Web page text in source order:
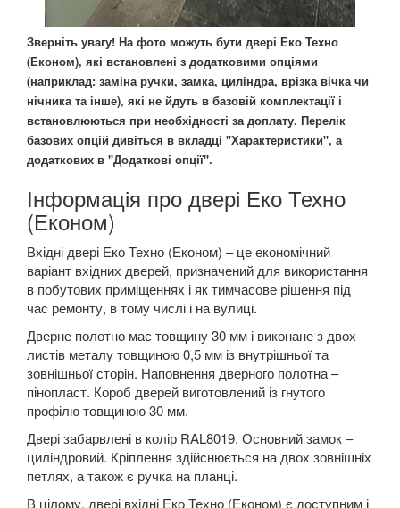
Зверніть увагу! На фото можуть бути двері Еко Техно
(Економ), які встановлені з додатковими опціями
(наприклад: заміна ручки, замка, циліндра, врізка вічка чи
нічника та інше), які не йдуть в базовій комплектації і
встановлюються при необхідності за доплату. Перелік
базових опцій дивіться в вкладці "Характеристики", а
додаткових в "Додаткові опції".
Інформація про двері Еко Техно
(Економ)
Вхідні двері Еко Техно (Економ) – це економічний
варіант вхідних дверей, призначений для використання
в побутових приміщеннях і як тимчасове рішення під
час ремонту, в тому числі і на вулиці.
Дверне полотно має товщину 30 мм і виконане з двох
листів металу товщиною 0,5 мм із внутрішньої та
зовнішньої сторін. Наповнення дверного полотна –
пінопласт. Короб дверей виготовлений із гнутого
профілю товщиною 30 мм.
Двері забарвлені в колір RAL8019. Основний замок –
циліндровий. Кріплення здійснюється на двох зовнішніх
петлях, а також є ручка на планці.
В цілому, двері вхідні Еко Техно (Економ) є доступним і